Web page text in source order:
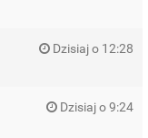
Dzisiaj o 12:28
Dzisiaj o 9:24